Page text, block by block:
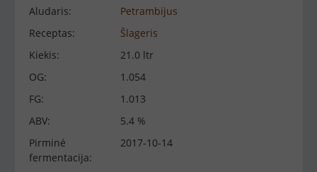
Aludaris:
Petrambijus
Receptas:
Šlageris
Kiekis:
21.0 ltr
OG:
1.054
FG:
1.013
ABV:
5.4 %
Pirminė
fermentacija:
2017-10-14